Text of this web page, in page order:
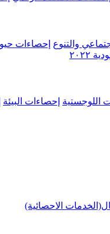
والتنوع إحصاءات
٢٠٢٢
اللوجستية إحصاءات البيئة
الاحصائية)